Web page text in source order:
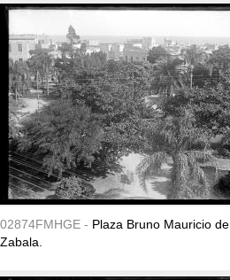
02874FMHGE - Plaza Bruno Mauricio de
Zabala.